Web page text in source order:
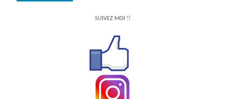
SUIVEZ MOI !!